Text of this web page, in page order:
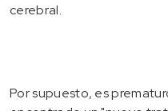
cerebral.
Por supuesto, es